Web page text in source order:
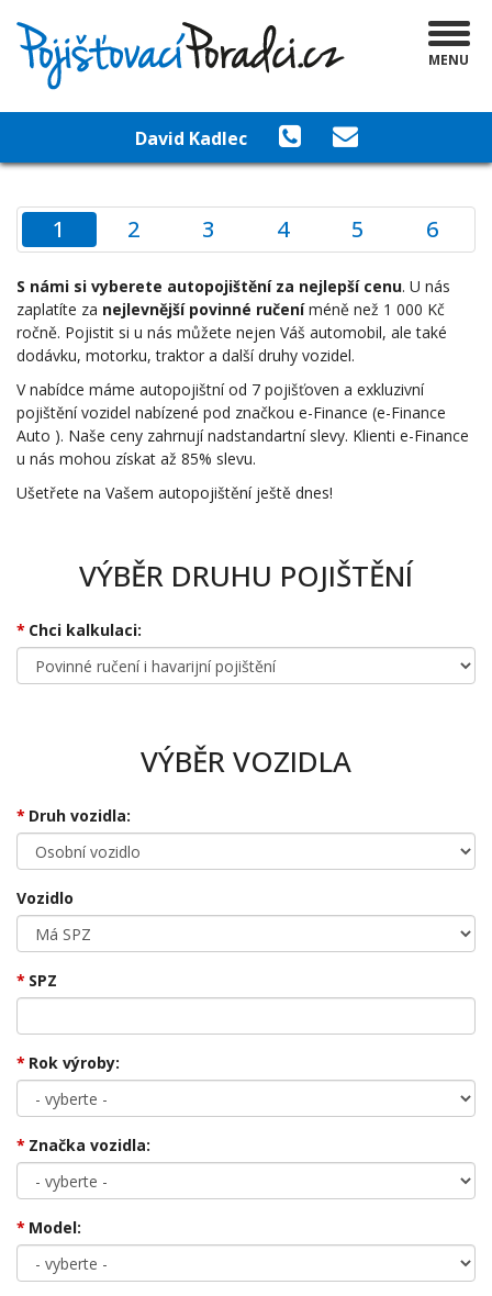
MENU
David Kadlec
1 2 3 4 5 6
S námi si vyberete autopojištění za nejlepší cenu. U nás
zaplatíte za nejlevnější povinné ručeníméně než 1 000 Kč
ročně. Pojistit si u nás můžete nejen Váš automobil, ale také
dodávku, motorku, traktor a další druhy vozidel.
V nabídce máme autopojištní od 7 pojišťoven a exkluzivní
pojištění vozidel nabízené pod značkou e-Finance (e-Finance
Auto ). Naše ceny zahrnují nadstandartní slevy. Klienti e-Finance
u nás mohou získat až 85% slevu.
Ušetřete na Vašem autopojištění ještě dnes!
VÝBĚR DRUHU POJIŠTĚNÍ
Chci kalkulaci:
VÝBĚR VOZIDLA
Druh vozidla:
Vozidlo
SPZ
Rok výroby:
Značka vozidla:
Model: